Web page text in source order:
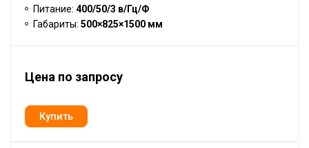
Питание: 400/50/3 в/Гц/Ф
Габариты: 500×825×1500 мм
Цена по запросу